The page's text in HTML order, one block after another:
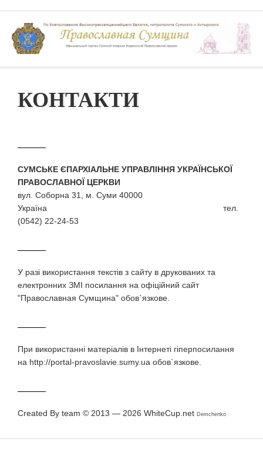
КОНТАКТИ
СУМСЬКЕ ЄПАРХІАЛЬНЕ УПРАВЛІННЯ УКРАЇНСЬКОЇ
ПРАВОСЛАВНОЇ ЦЕРКВИ
вул. Соборна 31, м. Суми 40000
Україна тел.
(0542) 22-24-53
У разi використання текстiв з сайту в друкованих та
електронних ЗМI посилання на офіційний сайт
"Православная Сумщина" обов`язкове.
При використаннi матерiалiв в Iнтернетi гiперпосилання
на http://portal-pravoslavie.sumy.ua обов`язкове.
Created By team © 2013 — 2026 WhiteCup.net Demchenko